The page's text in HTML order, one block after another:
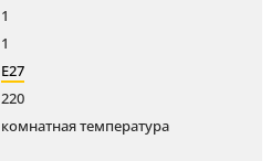
1
1
E27
220
комнатная температура